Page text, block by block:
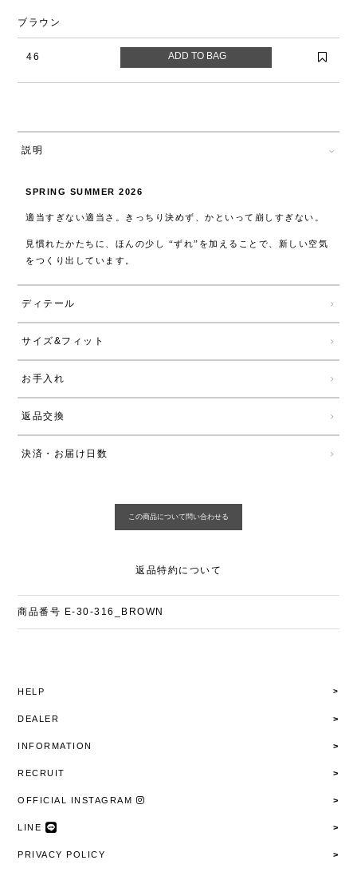
ブラウン
46
説明
SPRING SUMMER 2026
適当すぎない適当さ。きっちり決めず、かといって崩しすぎない。
見慣れたかたちに、ほんの少し “ずれ”を加えることで、新しい空気
をつくり出しています。
ディテール
サイズ&フィット
お手入れ
返品交換
決済・お届け日数
返品特約について
商品番号 E-30-316_BROWN
HELP
DEALER
INFORMATION
RECRUIT
OFFICIAL INSTAGRAM
LINE
PRIVACY POLICY